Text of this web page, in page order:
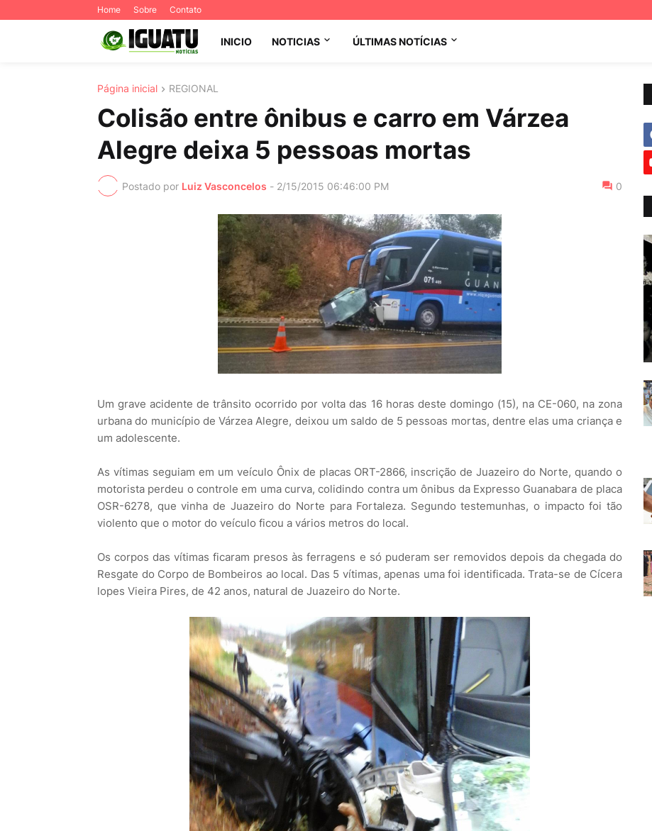
Home Sobre Contato
INICIO NOTICIAS ÚLTIMAS NOTÍCIAS
Página inicial REGIONAL
Colisão entre ônibus e carro em Várzea
Alegre deixa 5 pessoas mortas
Postado por Luiz Vasconcelos - 2/15/2015 06:46:00 PM 0
Um grave acidente de trânsito ocorrido por volta das 16 horas deste domingo (15), na CE-060, na zona
urbana do município de Várzea Alegre, deixou um saldo de 5 pessoas mortas, dentre elas uma criança e
um adolescente.
As vítimas seguiam em um veículo Ônix de placas ORT-2866, inscrição de Juazeiro do Norte, quando o
motorista perdeu o controle em uma curva, colidindo contra um ônibus da Expresso Guanabara de placa
OSR-6278, que vinha de Juazeiro do Norte para Fortaleza. Segundo testemunhas, o impacto foi tão
violento que o motor do veículo ficou a vários metros do local.
Os corpos das vítimas ficaram presos às ferragens e só puderam ser removidos depois da chegada do
Resgate do Corpo de Bombeiros ao local. Das 5 vítimas, apenas uma foi identificada. Trata-se de Cícera
lopes Vieira Pires, de 42 anos, natural de Juazeiro do Norte.